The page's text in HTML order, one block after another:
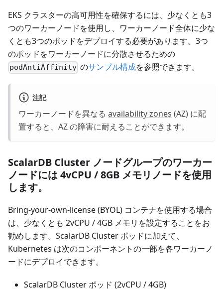
EKS クラスターの高可用性を確保するには、少なくとも3
つのワーカーノードを使用し、ワーカーノード全体に少な
くとも3つのポッドをデプロイする必要があります。3つ
のポッドをワーカーノードに分散させるための
podAntiAffinity のサンプル構成を参照できます。
注記
ワーカーノードを異なる availability zones (AZ) に配
置すると、AZ の障害に耐えることができます。
ScalarDB Cluster ノードグループのワーカー
ノードには 4vCPU / 8GB メモリノードを使用
します。
Bring-your-own-license (BYOL) コンテナを使用する場合
は、少なくとも 2vCPU / 4GB メモリを設定することをお
勧めします。ScalarDB Cluster ポッドに加えて、
Kubernetes は次のコンポーネントの一部を各ワーカーノ
ードにデプロイできます。
ScalarDB Cluster ポッド (2vCPU / 4GB)